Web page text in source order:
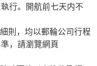
行。開航前七天内不
，請瀏覽網頁